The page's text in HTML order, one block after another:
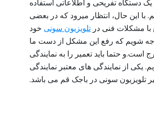
یک دستگاه تفریحی و اطلاعاتی استفاده
با این حال، انتظار میرود که در بعضی
با مشکلات فنی در تلویزیون سونی خود
شویم که رفع این مشکل از دست ما
است.و حتما باید تعمیر را به نمایندگی
یکی از نمایندگی های معتبر نمایندگی
تلویزیون سونی در باجک قم می باشد.